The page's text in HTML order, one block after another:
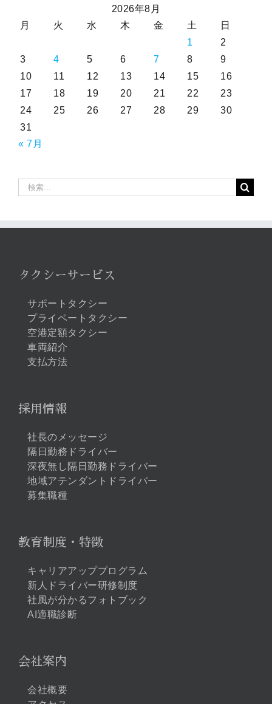
2026年8月
月
火 水 木 金 土
日
1
2
3
4 5 6 7 8
9
10
11 12 13 14 15
16
17
18 19 20 21 22
23
24
25 26 27 28 29
30
31
« 7月
索
タクシーサービス
サポートタクシー
プライベートタクシー
空港定額タクシー
車両紹介
支払方法
採用情報
社長のメッセージ
隔日勤務ドライバー
深夜無し隔日勤務ドライバー
地域アテンダントドライバー
募集職種
教育制度・特徴
キャリアアッププログラム
新人ドライバー研修制度
社風が分かるフォトブック
AI適職診断
会社案内
会社概要